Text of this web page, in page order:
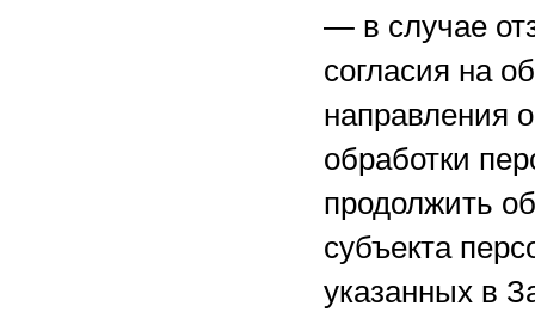
— в случае
согласия на
направления
обработки
продолжить
субъекта
указанных в